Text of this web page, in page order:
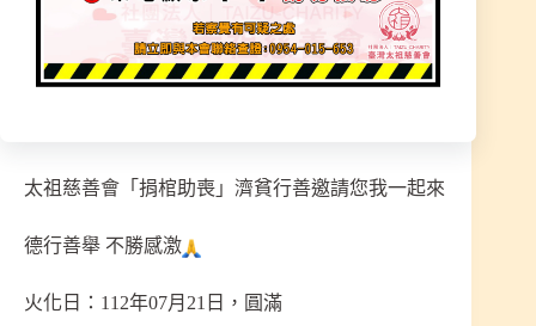
的心好痛好痛，對不起我都沒有好好孝順你，都是
我不好…」。三子沒有能力幫郭阿姨處理喪事，身
上零存款經濟能力有限，對於喪事不知所措，經由
太祖慈善會「捐棺助喪」濟貧行善邀請您我一起來
德行善舉 不勝感激
火化日：112年07月21日，圓滿